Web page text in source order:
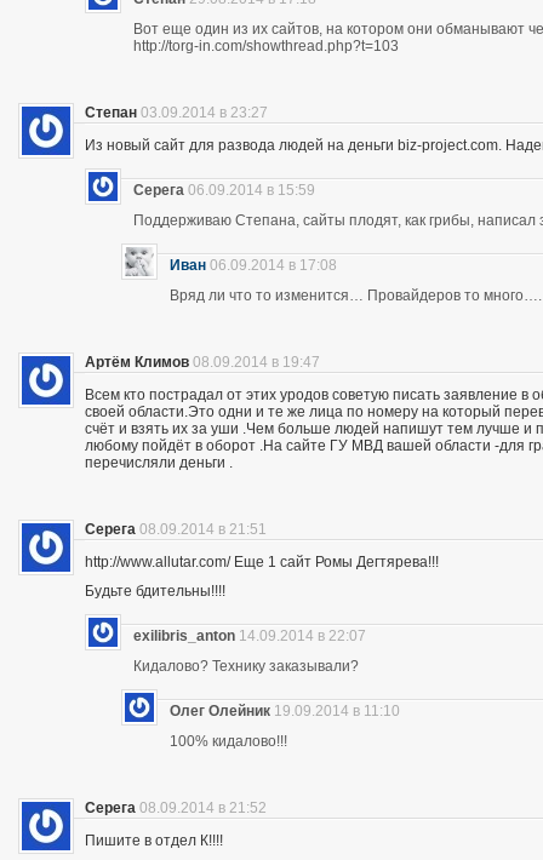
Вот еще один из их сайтов, на котором они обманывают
http://torg-in.com/showthread.php?t=103
Степан 03.09.2014 в 23:27
Из новый сайт для развода людей на деньги biz-project.com.
Серега 06.09.2014 в 15:59
Поддерживаю Степана, сайты плодят, как грибы,
Иван 06.09.2014 в 17:08
Вряд ли что то изменится… Провайдеров то много….
Артём Климов 08.09.2014 в 19:47
Всем кто пострадал от этих уродов советую писать заявление
своей области.Это одни и те же лица по номеру на который
счёт и взять их за уши .Чем больше людей напишут тем лучше и
любому пойдёт в оборот .На сайте ГУ МВД вашей области -для
перечисляли деньги .
Серега 08.09.2014 в 21:51
http://www.allutar.com/ Еще 1 сайт Ромы Дегтярева!!!
Будьте бдительны!!!!
exilibris_anton 14.09.2014 в 22:07
Кидалово? Технику заказывали?
Олег Олейник 19.09.2014 в 11:10
100% кидалово!!!
Серега 08.09.2014 в 21:52
Пишите в отдел К!!!!